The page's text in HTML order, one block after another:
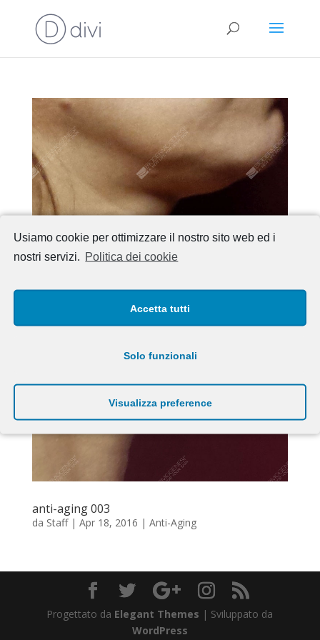
Usiamo cookie per ottimizzare il nostro sito web ed i
nostri servizi. Politica dei cookie
Accetta tutti
Solo funzionali
Visualizza preference
anti-aging 003
da Staff| Apr 18, 2016 | Anti-Aging
Progettato da Elegant Themes | Sviluppato da
WordPress